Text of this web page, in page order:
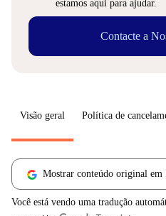
estamos aqui para ajudar.
Contacte a
Visão geral Política de
Mostrar conteúdo original em
Você está vendo uma tradução